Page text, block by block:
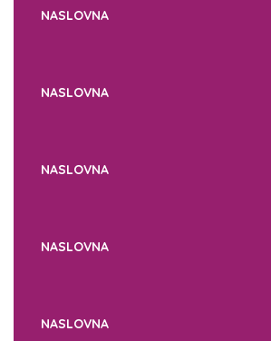
NASLOVNA
NASLOVNA
NASLOVNA
NASLOVNA
NASLOVNA